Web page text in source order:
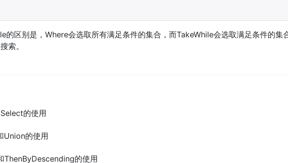
的区别是，Where会选取所有满足条件的集合，而TakeWhile会选取满足条件的集
索。
的使用
Union的使用
ThenByDescending的使用